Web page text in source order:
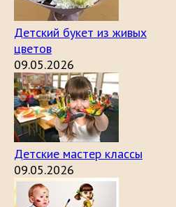
Детский букет из живых
цветов
09.05.2026
Детские мастер классы
09.05.2026